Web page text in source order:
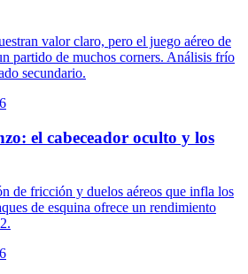
valor claro, pero el juego aéreo de
partido de muchos corners. Análisis frío
secundario.
el cabeceador oculto y los
de fricción y duelos aéreos que infla los
de esquina ofrece un rendimiento